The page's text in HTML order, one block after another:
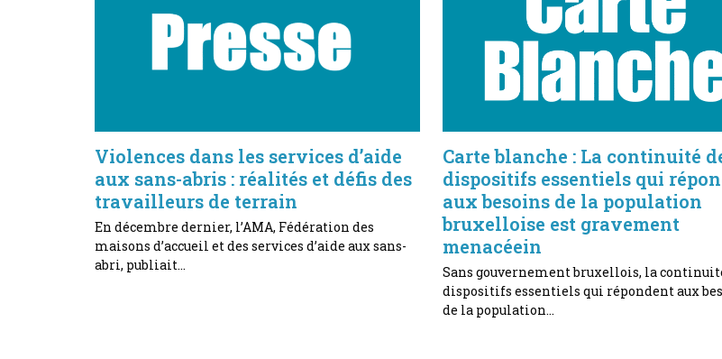
Violences dans les services d’aide
aux sans-abris : réalités et défis des
travailleurs de terrain
En décembre dernier, l’AMA, Fédération des
maisons d’accueil et des services d’aide aux sans-
abri, publiait…
Carte blanche : La continuité
dispositifs essentiels qui
aux besoins de la population
bruxelloise est gravement
menacéein
Sans gouvernement bruxellois, la
dispositifs essentiels qui répondent aux
de la population…